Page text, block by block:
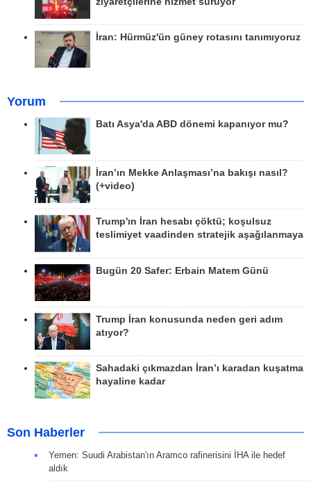
İran: Hürmüz'ün güney rotasını tanımıyoruz
Yorum
Batı Asya'da ABD dönemi kapanıyor mu?
İran’ın Mekke Anlaşması’na bakışı nasıl?
(+video)
Trump'ın İran hesabı çöktü; koşulsuz
teslimiyet vaadinden stratejik aşağılanmaya
Bugün 20 Safer: Erbain Matem Günü
Trump İran konusunda neden geri adım
atıyor?
Sahadaki çıkmazdan İran’ı karadan kuşatma
hayaline kadar
Son Haberler
Yemen: Suudi Arabistan'ın Aramco rafinerisini İHA ile hedef
aldık